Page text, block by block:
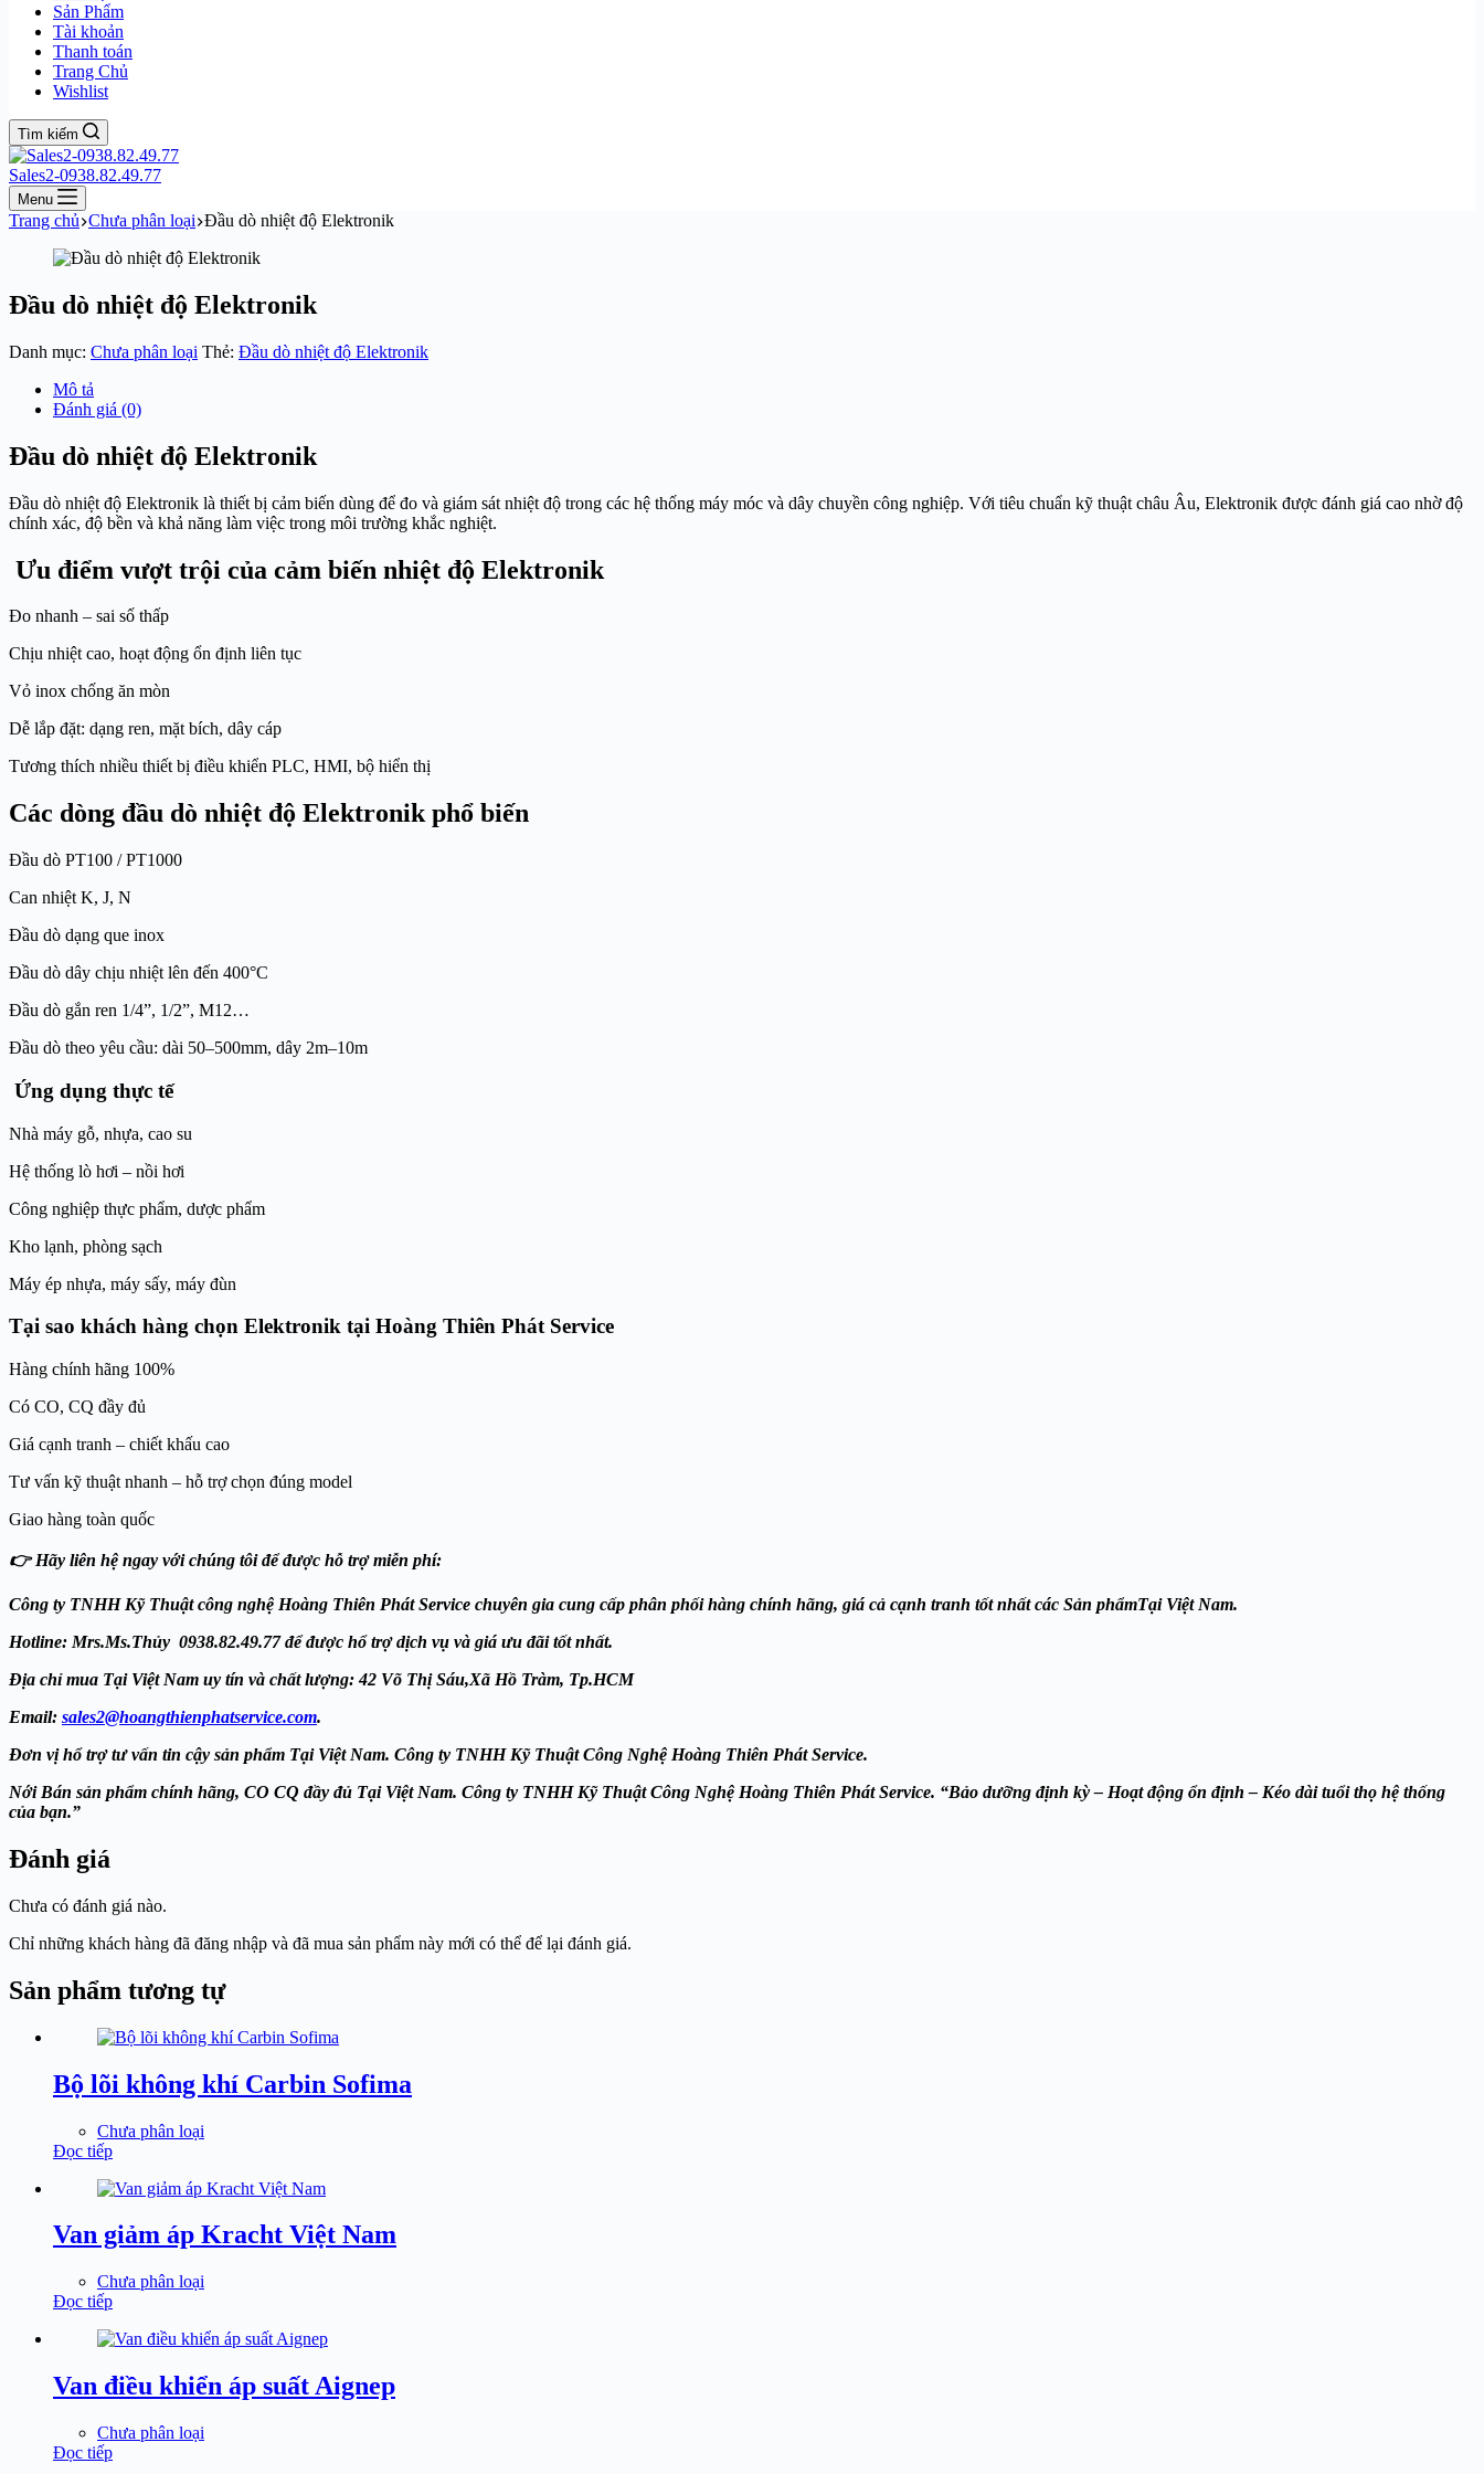
Sản Phẩm
Tài khoản
Thanh toán
Trang Chủ
Wishlist
Tìm kiếm
Sales2-0938.82.49.77
Menu
Trang chủ Chưa phân loại Đầu dò nhiệt độ Elektronik
Đầu dò nhiệt độ Elektronik
Danh mục: Chưa phân loại Thẻ: Đầu dò nhiệt độ Elektronik
Mô tả
Đánh giá (0)
Đầu dò nhiệt độ Elektronik
Đầu dò nhiệt độ Elektronik là thiết bị cảm biến dùng để đo và giám sát nhiệt độ trong các hệ thống máy móc và dây chuyền công nghiệp. Với tiêu chuẩn kỹ thuật châu Âu, Elektronik được đánh giá cao nhờ độ
chính xác, độ bền và khả năng làm việc trong môi trường khắc nghiệt.
Ưu điểm vượt trội của cảm biến nhiệt độ Elektronik
Đo nhanh – sai số thấp
Chịu nhiệt cao, hoạt động ổn định liên tục
Vỏ inox chống ăn mòn
Dễ lắp đặt: dạng ren, mặt bích, dây cáp
Tương thích nhiều thiết bị điều khiển PLC, HMI, bộ hiển thị
Các dòng đầu dò nhiệt độ Elektronik phổ biến
Đầu dò PT100 / PT1000
Can nhiệt K, J, N
Đầu dò dạng que inox
Đầu dò dây chịu nhiệt lên đến 400°C
Đầu dò gắn ren 1/4”, 1/2”, M12…
Đầu dò theo yêu cầu: dài 50–500mm, dây 2m–10m
Ứng dụng thực tế
Nhà máy gỗ, nhựa, cao su
Hệ thống lò hơi – nồi hơi
Công nghiệp thực phẩm, dược phẩm
Kho lạnh, phòng sạch
Máy ép nhựa, máy sấy, máy đùn
Tại sao khách hàng chọn Elektronik tại Hoàng Thiên Phát Service
Hàng chính hãng 100%
Có CO, CQ đầy đủ
Giá cạnh tranh – chiết khấu cao
Tư vấn kỹ thuật nhanh – hỗ trợ chọn đúng model
Giao hàng toàn quốc
👉 Hãy liên hệ ngay với chúng tôi để được hỗ trợ miễn phí:
Công ty TNHH Kỹ Thuật công nghệ Hoàng Thiên PhátService chuyên gia cung cấp phân phối hàng chính hãng, giá cả cạnh tranh tốt nhất các Sản phẩmTại Việt Nam.
Hotline: Mrs.Ms.Thủy 0938.82.49.77 để được hổ trợ dịch vụ và giá ưu đãi tốt nhất.
Địa chỉ mua Tại Việt Nam uy tín và chất lượng: 42 Võ Thị Sáu,Xã Hồ Tràm, Tp.HCM
Email: sales2@hoangthienphatservice.com.
Đơn vị hổ trợ tư vấn tin cậy sản phẩm Tại Việt Nam. Công ty TNHH Kỹ Thuật Công Nghệ Hoàng Thiên PhátService.
Nới Bán sản phẩm chính hãng, CO CQ đầy đủ Tại Việt Nam. Công ty TNHH Kỹ Thuật Công Nghệ Hoàng Thiên PhátService. “Bảo dưỡng định kỳ – Hoạt động ổn định – Kéo dài tuổi thọ hệ thống
của bạn.”
Đánh giá
Chưa có đánh giá nào.
Chỉ những khách hàng đã đăng nhập và đã mua sản phẩm này mới có thể để lại đánh giá.
Sản phẩm tương tự
Bộ lõi không khí Carbin Sofima
Chưa phân loại
Đọc tiếp
Van giảm áp Kracht Việt Nam
Chưa phân loại
Đọc tiếp
Van điều khiển áp suất Aignep
Chưa phân loại
Đọc tiếp